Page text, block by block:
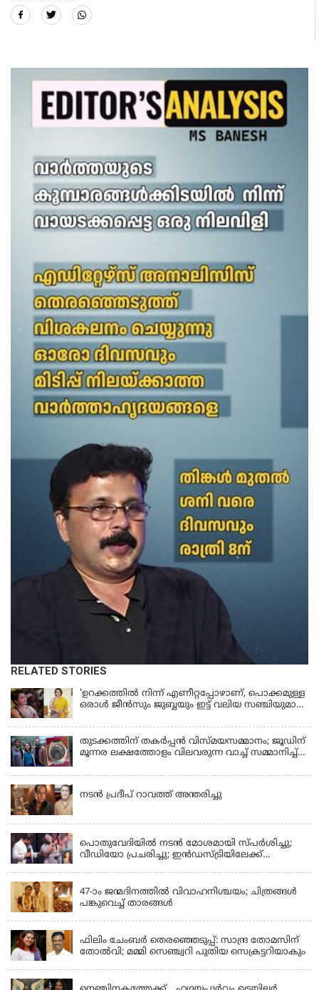
RELATED STORIES
'ഉറക്കത്തിൽ നിന്ന് എണീറ്റപ്പോഴാണ്, പൊക്കമുള്ള
ഒരാൾ ജീൻസും ജുബ്ബയും ഇട്ട് വലിയ സഞ്ചിയുമായി
മരിച്ചുപോയെന്ന് പറഞ്ഞു; ആത്മാക്കളെ കണ്ടിട്ടു
ഉണ്ടെന്ന് നടി ലെന
തുടക്കത്തിന് തകർപ്പൻ വിസ്മയസമ്മാനം; ജൂഡിന്
മൂന്നര ലക്ഷത്തോളം വിലവരുന്ന വാച്ച് സമ്മാനിച്ച്
നടൻ പ്രദീപ് റാവത്ത് അന്തരിച്ചു
പൊതുവേദിയില്‍ നടന്‍ മോശമായി സ്പര്‍ശിച്ചു;
വീഡിയോ പ്രചരിച്ചു; ഇന്‍ഡസ്ട്രിയിലേക്ക്
47-ാം ജന്മദിനത്തിൽ വിവാഹനിശ്ചയം; ചിത്രങ്ങള്‍
പങ്കുവെച്ച് താരങ്ങൾ
ഫിലിം ചേംബർ തെരഞ്ഞെടുപ്പ്: സാന്ദ്ര തോമസിന്
തോൽവി; മമ്മി സെഞ്ച്വറി പുതിയ സെക്രട്ടറിയാകും